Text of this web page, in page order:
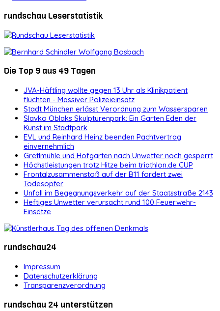
rundschau Leserstatistik
Die Top 9 aus 49 Tagen
JVA-Häftling wollte gegen 13 Uhr als Klinikpatient
flüchten - Massiver Polizeieinsatz
Stadt München erlässt Verordnung zum Wassersparen
Slavko Oblaks Skulpturenpark: Ein Garten Eden der
Kunst im Stadtpark
EVL und Reinhard Heinz beenden Pachtvertrag
einvernehmlich
Gretlmühle und Hofgarten nach Unwetter noch gesperrt
Höchstleistungen trotz Hitze beim triathlon.de CUP
Frontalzusammenstoß auf der B11 fordert zwei
Todesopfer
Unfall im Begegnungsverkehr auf der Staatsstraße 2143
Heftiges Unwetter verursacht rund 100 Feuerwehr-
Einsätze
rundschau24
Impressum
Datenschutzerklärung
Transparenzverordnung
rundschau 24 unterstützen